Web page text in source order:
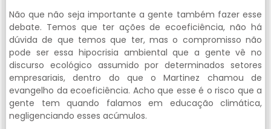
Não que não seja importante a gente também fazer esse
debate. Temos que ter ações de ecoeficiência, não há
dúvida de que temos que ter, mas o compromisso não
pode ser essa hipocrisia ambiental que a gente vê no
discurso ecológico assumido por determinados setores
empresariais, dentro do que o Martinez chamou de
evangelho da ecoeficiência. Acho que esse é o risco que a
gente tem quando falamos em educação climática,
negligenciando esses acúmulos.